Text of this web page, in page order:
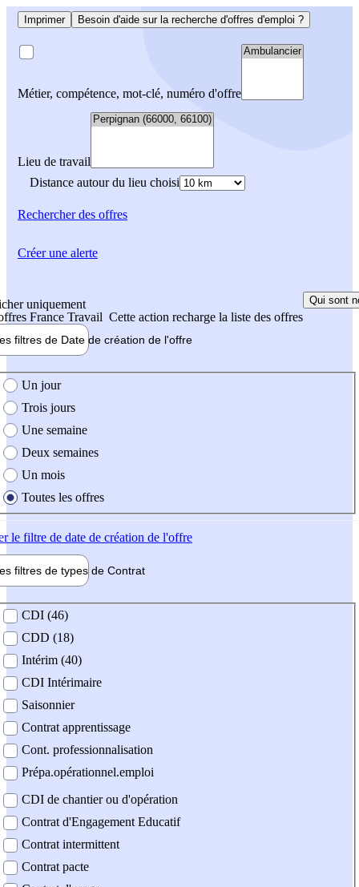
Imprimer Besoin d'aide sur la recherche d'offres d'emploi ?
Métier, compétence, mot-clé, numéro d'offre
Lieu de travail
Distance autour du lieu choisi
Rechercherdes offres
uniquement
France Travail Cette action recharge la liste des offres
Qui sont
filtres de Date de création de l'offre
création de l'offre
Un jour
Trois jours
Une semaine
Deux semaines
Un mois
Toutes les offres
le filtre de date de création de l'offre
filtres de types de Contrat
contrat
CDI (46)
CDD (18)
Intérim (40)
CDI Intérimaire
Saisonnier
Contrat apprentissage
Cont. professionnalisation
Prépa.opérationnel.emploi
CDI de chantier ou d'opération
Contrat d'Engagement Educatif
Contrat intermittent
Contrat pacte
Créer une alerte